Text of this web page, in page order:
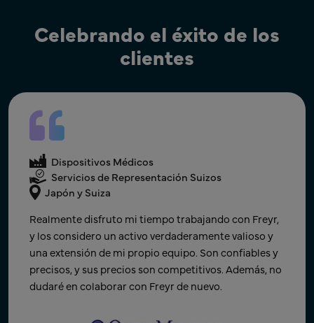
Celebrando el éxito de los
clientes
Dispositivos Médicos
Reino Unido
FREYR nos ha acompañado en el registro de varios
productos en el mercado del Reino Unido. Siempre
han respondido rápidamente, atentos a nuestras
necesidades, una gran fuente de información y
apoyo reglamentario. El precio es razonable en
comparación con otros proveedores de servicios
estado trimestrales y anuales personalizados que
Dispositivos Médicos
Registro y soporte de LR
Global
Freyr ha sido un socio indispensable para lograr una
rápida escalabilidad global para nuestro negocio de
Software como Dispositivo Médico (SaMD). Como
startup, adquirir experiencia en regulaciones
mundiales es prohibitivamente caro. Los precios
competitivos y los servicios personalizados de Freyr
Dispositivos Médicos
Servicios de Representación Suizos
Japón y Suiza
Realmente disfruto mi tiempo trabajando con Freyr,
y los considero un activo verdaderamente valioso y
una extensión de mi propio equipo. Son confiables y
precisos, y sus precios son competitivos. Además, no
dudaré en colaborar con Freyr de nuevo.